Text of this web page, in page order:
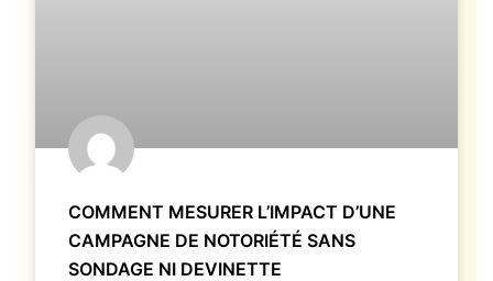
COMMENT MESURER L’IMPACT D’UNE
CAMPAGNE DE NOTORIÉTÉ SANS
SONDAGE NI DEVINETTE